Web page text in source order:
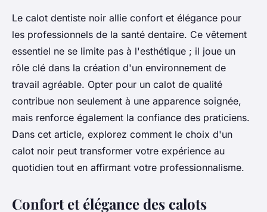
Calot dentiste noir: confort et
élégance pour les
professionnels
Nina•25 septembre 2024 •4 min de lecture
Le calot dentiste noir allie confort et élégance pour
les professionnels de la santé dentaire. Ce vêtement
essentiel ne se limite pas à l'esthétique ; il joue un
rôle clé dans la création d'un environnement de
travail agréable. Opter pour un calot de qualité
contribue non seulement à une apparence soignée,
mais renforce également la confiance des praticiens.
Dans cet article, explorez comment le choix d'un
calot noir peut transformer votre expérience au
quotidien tout en affirmant votre professionnalisme.
Confort et élégance des calots